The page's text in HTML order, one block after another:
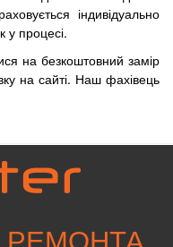
індивідуально
у процесі.
на безкоштовний замір
на сайті. Наш фахівець